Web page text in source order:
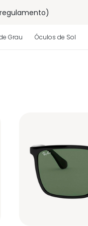
Grau Óculos de Sol